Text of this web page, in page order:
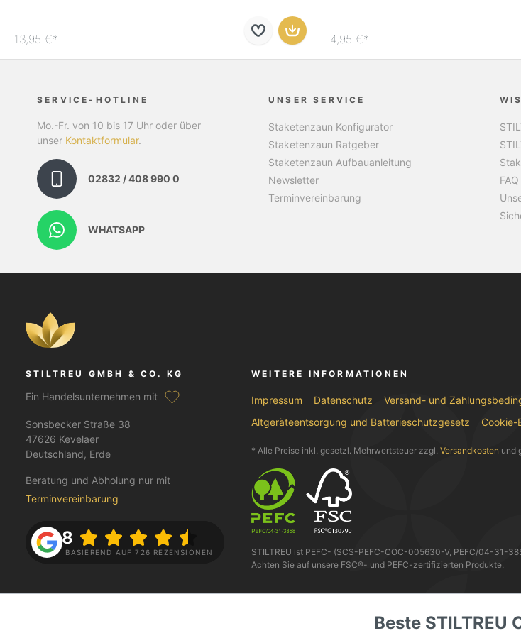
13,95 €* 4,95 €*
SERVICE-HOTLINE
Mo.-Fr. von 10 bis 17 Uhr oder über
unser Kontaktformular.
02832 / 408 990 0
WHATSAPP
UNSER SERVICE
Staketenzaun Konfigurator
Staketenzaun Ratgeber
Staketenzaun Aufbauanleitung
Newsletter
Terminvereinbarung
STILTREU GMBH & CO. KG
Ein Handelsunternehmen mit
Sonsbecker Straße 38
47626 Kevelaer
Deutschland, Erde
Beratung und Abholung nur mit
Terminvereinbarung
4.8
BASIEREND AUF 726 REZENSIONEN
WEITERE INFORMATIONEN
Impressum Datenschutz Versand- und
Altgeräteentsorgung und Batterieschutzgesetz
Cookie-
* Alle Preise inkl. gesetzl. Mehrwertsteuer zzgl. Versandkosten und
STILTREU ist PEFC- (SCS-PEFC-COC-005630-V, PEFC/04-31-
Achten Sie auf unsere FSC®- und PEFC-zertifizierten Produkte.
FOLGE UNS AUF BEZAHLEN KANNST DU MIT
Beste STILTREU